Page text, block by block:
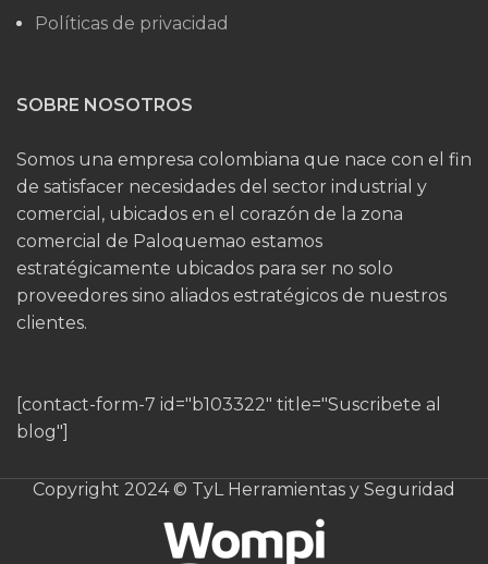
Políticas de privacidad
SOBRE NOSOTROS
Somos una empresa colombiana que nace con el fin
de satisfacer necesidades del sector industrial y
comercial, ubicados en el corazón de la zona
comercial de Paloquemao estamos
estratégicamente ubicados para ser no solo
proveedores sino aliados estratégicos de nuestros
clientes.
[contact-form-7 id="b103322" title="Suscribete al
blog"]
Copyright 2024 © TyL Herramientas y Seguridad